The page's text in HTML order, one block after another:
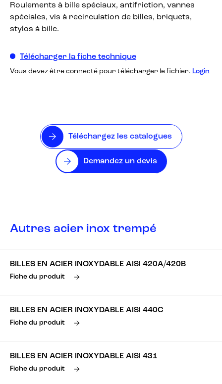
Roulements à bille spéciaux, antifriction, vannes
spéciales, vis à recirculation de billes, briquets,
stylos à bille.
Télécharger la fiche technique
Vous devez être connecté pour télécharger le fichier. Login
Téléchargez les catalogues
Demandez un devis
Autres acier inox trempé
BILLES EN ACIER INOXYDABLE AISI 420A/420B
Fiche du produit
BILLES EN ACIER INOXYDABLE AISI 440C
Fiche du produit
BILLES EN ACIER INOXYDABLE AISI 431
Fiche du produit